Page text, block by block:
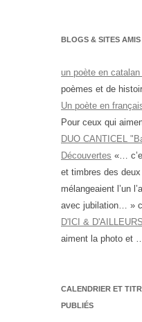
BLOGS & SITES AMIS
un poète en catalan
poèmes et de
Un poète en
Pour ceux qui
DUO CANTICEL
Découvertes «…
et timbres des
mélangeaient l’un
avec jubilation… »
D'ICI &
aiment la photo et
CALENDRIER ET
PUBLIÉS